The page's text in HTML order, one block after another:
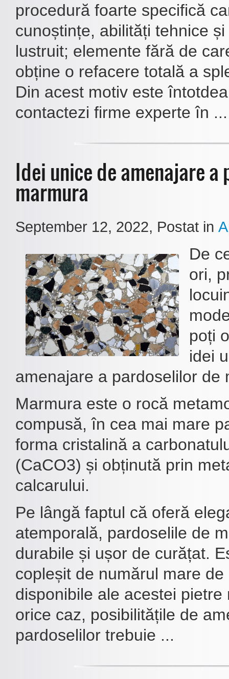
procedură foarte specifică
cunoștințe, abilități tehnice
lustruit; elemente fără de
obține o refacere totală a
Din acest motiv este
contactezi firme experte în ...
Idei unice de amenajare
marmura
September 12, 2022, Postat in
De
ori,
poți
idei
amenajare a pardoselilor de
Marmura este o rocă
compusă, în cea mai mare
forma cristalină a
(CaCO3) și obținută prin
calcarului.
Pe lângă faptul că oferă
atemporală, pardoselile de
durabile și ușor de curățat.
copleșit de numărul mare de
disponibile ale acestei pietre
orice caz, posibilitățile de
pardoselilor trebuie ...